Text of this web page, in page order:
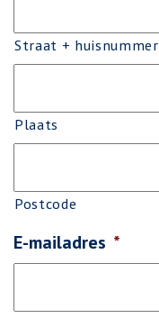
Straat + huisnummer
Plaats
Postcode
E-mailadres *